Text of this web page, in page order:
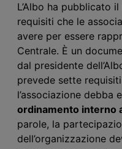
L’Albo ha pubblicato
requisiti che le
avere per essere
Centrale. È un
dal presidente
prevede sette
l’associazione debba
ordinamento interno
parole, la
dell’organizzazione